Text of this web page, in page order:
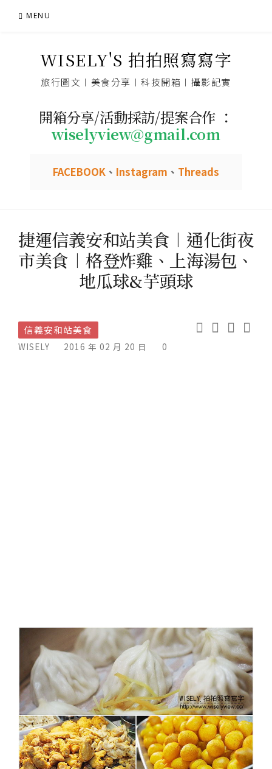
MENU
WISELY'S 拍拍照寫寫字
旅行圖文︱美食分享︱科技開箱︱攝影記實
開箱分享/活動採訪/提案合作 ：
wiselyview@gmail.com
FACEBOOK 、 Instagram 、 Threads
捷運信義安和站美食︱通化街夜
市美食︱格登炸雞、上海湯包、
地瓜球&芋頭球
信義安和站美食
WISELY 2016 年 02 月 20 日 0